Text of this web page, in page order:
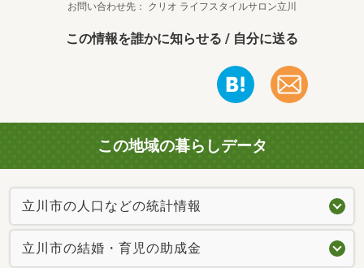
お問い合わせ先 クリオ ライフスタイルサロン立川
この情報を誰かに知らせる / 自分に送る
この地域の暮らしデータ
立川市の人口などの統計情報
立川市の結婚・育児の助成金